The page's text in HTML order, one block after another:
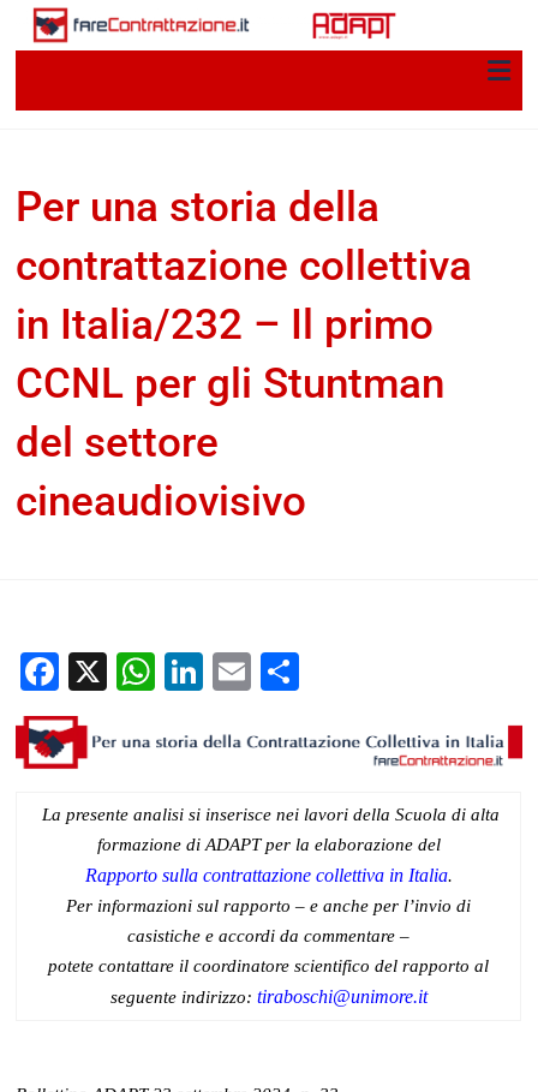
Per una storia della
contrattazione collettiva
in Italia/232 – Il primo
CCNL per gli Stuntman
del settore
cineaudiovisivo
Facebook
X WhatsApp
LinkedIn
Email
La presente analisi si inserisce nei lavori della Scuola di alta
formazione di ADAPT per la elaborazione del
Rapporto sulla contrattazione collettiva in Italia.
Per informazioni sul rapporto – e anche per l’invio di
casistiche e accordi da commentare –
potete contattare il coordinatore scientifico del rapporto al
seguente indirizzo: tiraboschi@unimore.it